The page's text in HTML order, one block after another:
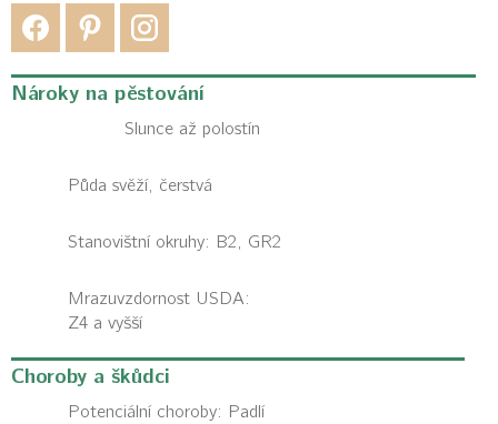
Nároky na pěstování
Slunce až polostín
Půda svěží, čerstvá
Stanovištní okruhy: B2, GR2
Mrazuvzdornost USDA:
Z4 a vyšší
Choroby a škůdci
Potenciální choroby: Padlí